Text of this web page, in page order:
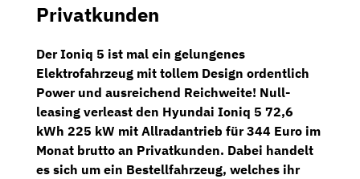
Privatkunden
Der Ioniq 5 ist mal ein gelungenes
Elektrofahrzeug mit tollem Design ordentlich
Power und ausreichend Reichweite! Null-
leasing verleast den Hyundai Ioniq 5 72,6
kWh 225 kW mit Allradantrieb für344 Euro im
Monat brutto an Privatkunden. Dabei handelt
es sich um ein Bestellfahrzeug, welches ihr